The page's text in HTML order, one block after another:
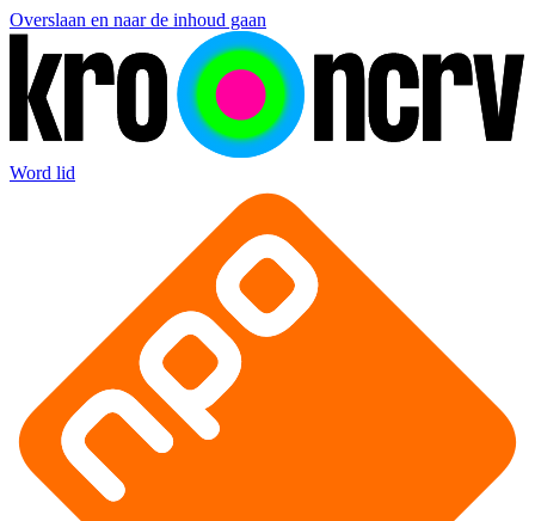
Overslaan en naar de inhoud gaan
Word lid